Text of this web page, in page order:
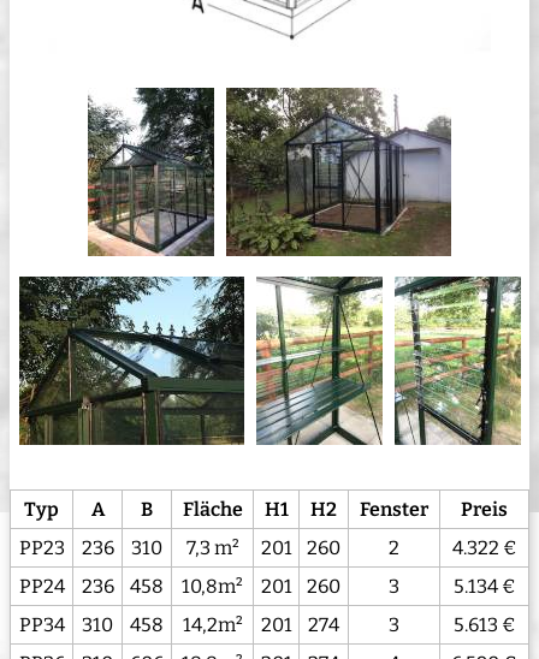
Typ A B Fläche H1 H2 Fenster
Preis
PP23
236 310 7,3 m² 201 260 2
4.322 €
PP24
236 458 10,8m² 201 260 3
5.134 €
PP34
310 458 14,2m² 201 274 3
5.613 €